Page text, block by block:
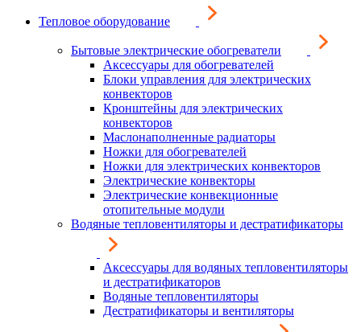
Тепловое оборудование
Бытовые электрические обогреватели
Аксессуары для обогревателей
Блоки управления для электрических
конвекторов
Кронштейны для электрических
конвекторов
Маслонаполненные радиаторы
Ножки для обогревателей
Ножки для электрических конвекторов
Электрические конвекторы
Электрические конвекционные
отопительные модули
Водяные тепловентиляторы и дестратификаторы
Аксессуары для водяных тепловентиляторы
и дестратификаторов
Водяные тепловентиляторы
Дестратификаторы и вентиляторы